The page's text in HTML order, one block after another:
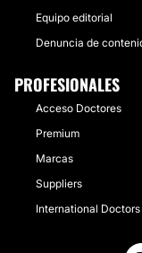
Equipo editorial
Denuncia de
PROFESIONALES
Acceso Doctores
Premium
Marcas
Suppliers
International Doctors